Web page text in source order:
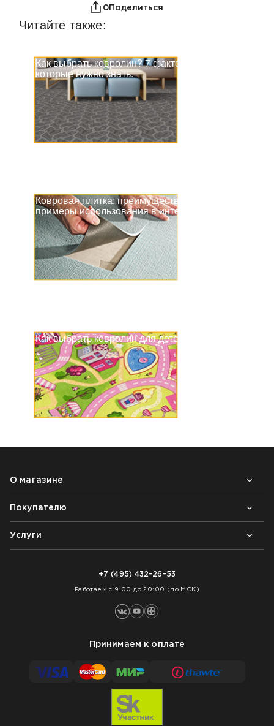
0Поделиться
Читайте также:
Как выбрать ковролин? 7 факторов,
которые нужно знать.
Ковровая плитка: преимущества,
примеры использования в интерьере
Как выбрать ковролин для детской
О магазине
Почему выбирают нас
Контакты
Блог
Покупателю
Возврат товара
Как заказать
Услуги
+7 (495) 432-26-53
Работаем с 9:00 до 20:00 (по МСК)
Принимаем к оплате